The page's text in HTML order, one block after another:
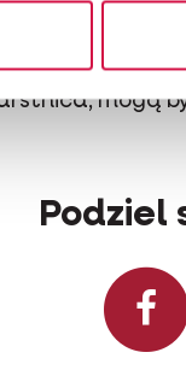
psa kilka
nie jadł innych
mogą
Podziel